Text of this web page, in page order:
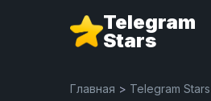
Telegram
Stars
Главная > Telegram Stars